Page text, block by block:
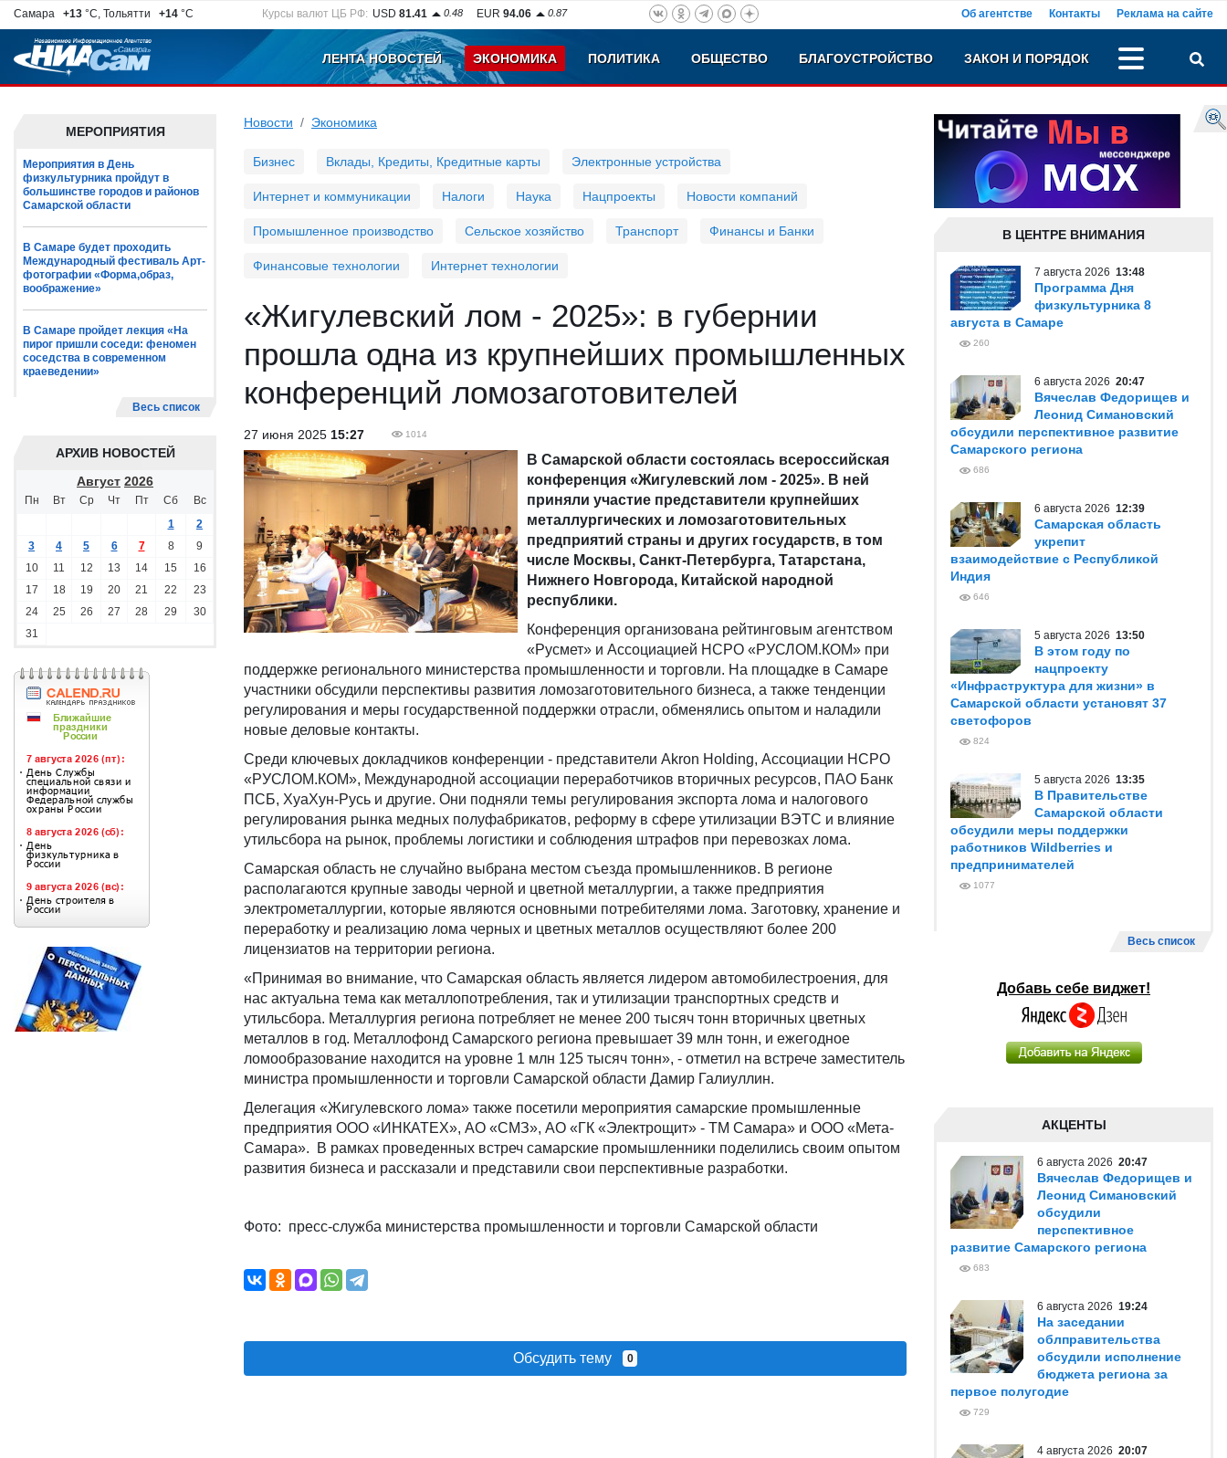
Самара +13 °C, Тольятти +14 °C Курсы валют ЦБ РФ: USD 81.41 0.48 EUR 94.06 0.87 Об агентстве Контакты Реклама на сайте
ЛЕНТА НОВОСТЕЙ ЭКОНОМИКА ПОЛИТИКА ОБЩЕСТВО БЛАГОУСТРОЙСТВО ЗАКОН И ПОРЯДОК
МЕРОПРИЯТИЯ
Мероприятия в День
физкультурника пройдут в
большинстве городов и районов
Самарской области
В Самаре будет проходить
Международный фестиваль Арт-
фотографии «Форма,образ,
воображение»
В Самаре пройдет лекция «На
пирог пришли соседи: феномен
соседства в современном
краеведении»
Весь список
АРХИВ НОВОСТЕЙ
Август 2026
Пн Вт Ср Чт Пт Сб
Вс
1
2
3
4 5 6 7 8
9
10
11 12 13 14 15
16
17
18 19 20 21 22
23
24
25 26 27 28 29
30
31
Новости Экономика
Бизнес Вклады, Кредиты, Кредитные карты Электронные устройства
Интернет и коммуникации Налоги Наука Нацпроекты Новости компаний
Промышленное производство Сельское хозяйство Транспорт Финансы и Банки
Финансовые технологии Интернет технологии
«Жигулевский лом - 2025»: в губернии
прошла одна из крупнейших промышленных
конференций ломозаготовителей
27 июня 2025 15:27 1014
В Самарской области состоялась всероссийская
конференция «Жигулевский лом - 2025». В ней
приняли участие представители крупнейших
металлургических и ломозаготовительных
предприятий страны и других государств, в том
числе Москвы, Санкт-Петербурга, Татарстана,
Нижнего Новгорода, Китайской народной
республики.
Конференция организована рейтинговым агентством
«Русмет» и Ассоциацией НСРО «РУСЛОМ.КОМ» при
поддержке регионального министерства промышленности и торговли. На площадке в Самаре
участники обсудили перспективы развития ломозаготовительного бизнеса, а также тенденции
регулирования и меры государственной поддержки отрасли, обменялись опытом и наладили
новые деловые контакты.
Среди ключевых докладчиков конференции - представители Akron Holding, Ассоциации НСРО
«РУСЛОМ.КОМ», Международной ассоциации переработчиков вторичных ресурсов, ПАО Банк
ПСБ, ХуаХун-Русь и другие. Они подняли темы регулирования экспорта лома и налогового
регулирования рынка медных полуфабрикатов, реформу в сфере утилизации ВЭТС и влияние
утильсбора на рынок, проблемы логистики и соблюдения штрафов при перевозках лома.
Самарская область не случайно выбрана местом съезда промышленников. В регионе
располагаются крупные заводы черной и цветной металлургии, а также предприятия
электрометаллургии, которые являются основными потребителями лома. Заготовку, хранение и
переработку и реализацию лома черных и цветных металлов осуществляют более 200
лицензиатов на территории региона.
«Принимая во внимание, что Самарская область является лидером автомобилестроения, для
нас актуальна тема как металлопотребления, так и утилизации транспортных средств и
утильсбора. Металлургия региона потребляет не менее 200 тысяч тонн вторичных цветных
металлов в год. Металлофонд Самарского региона превышает 39 млн тонн, и ежегодное
ломообразование находится на уровне 1 млн 125 тысяч тонн», - отметил на встрече заместитель
министра промышленности и торговли Самарской области Дамир Галиуллин.
Делегация «Жигулевского лома» также посетили мероприятия самарские промышленные
предприятия ООО «ИНКАТЕХ», АО «СМЗ», АО «ГК «Электрощит» - ТМ Самара» и ООО «Мета-
Самара». В рамках проведенных встреч самарские промышленники поделились своим опытом
развития бизнеса и рассказали и представили свои перспективные разработки.
Фото: пресс-служба министерства промышленности и торговли Самарской области
Обсудить тему 0
В ЦЕНТРЕ ВНИМАНИЯ
7 августа 2026 13:48
Программа Дня
физкультурника 8
августа в Самаре
260
6 августа 2026 20:47
Вячеслав Федорищев и
Леонид Симановский
обсудили перспективное развитие
Самарского региона
686
6 августа 2026 12:39
Самарская область
укрепит
взаимодействие с Республикой
Индия
646
5 августа 2026 13:50
В этом году по
нацпроекту
«Инфраструктура для жизни» в
Самарской области установят 37
светофоров
824
5 августа 2026 13:35
В Правительстве
Самарской области
обсудили меры поддержки
работников Wildberries и
предпринимателей
1077
Весь список
Добавь себе виджет!
АКЦЕНТЫ
6 августа 2026 20:47
Вячеслав Федорищев и
Леонид Симановский
обсудили
перспективное
развитие Самарского региона
683
6 августа 2026 19:24
На заседании
облправительства
обсудили исполнение
бюджета региона за
первое полугодие
729
4 августа 2026 20:07